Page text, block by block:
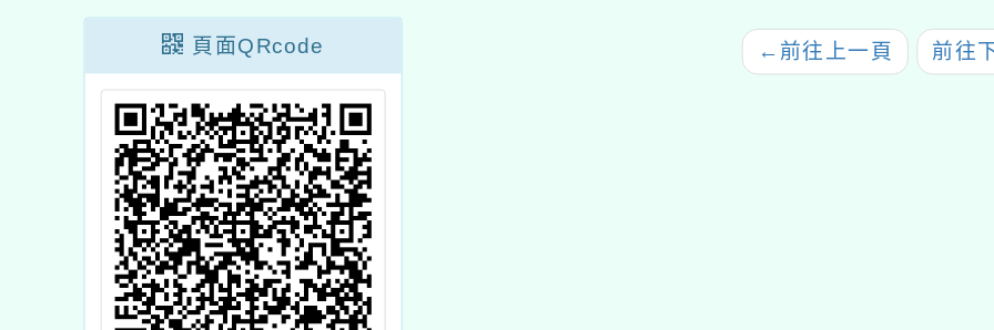
頁面QRcode
師及加註語文領域本土
語文原住民族語文專長
← 前往上一頁 前往